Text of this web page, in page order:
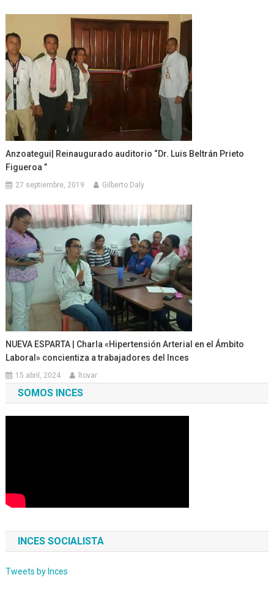
Anzoategui| Reinaugurado auditorio “Dr. Luis Beltrán Prieto
Figueroa ”
27 septiembre, 2019 Gilberto Daly
NUEVA ESPARTA | Charla «Hipertensión Arterial en el Ámbito
Laboral» concientiza a trabajadores del Inces
15 abril, 2024 ltovar
SOMOS INCES
INCES SOCIALISTA
Tweets by Inces